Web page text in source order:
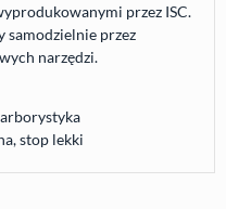
przez ISC.
samodzielnie przez
narzędzi.
stop lekki